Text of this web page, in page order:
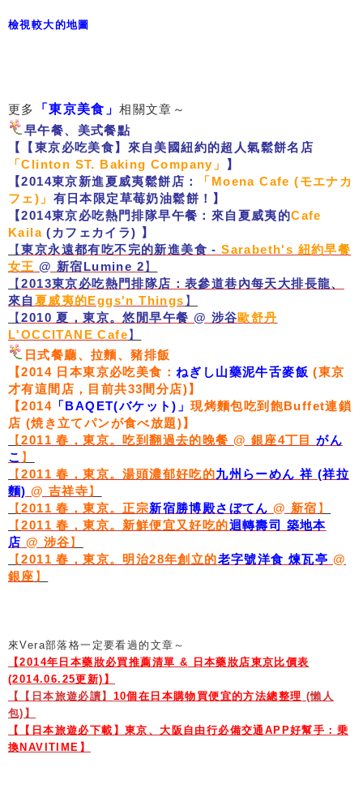
檢視較大的地圖
更多 「東京美食」相關文章～
早午餐、美式餐點
【【東京必吃美食】來自美國紐約的超人氣鬆餅名店
「Clinton ST. Baking Company」
】
【2014東京新進夏威夷鬆餅店：
「Moena Cafe (モエナカ
フェ)」 有日本限定草莓奶油鬆餅！】
【2014東京必吃熱門排隊早午餐：來自夏威夷的Cafe
Kaila (カフェカイラ) 】
【東京永遠都有吃不完的新進美食 -Sarabeth's 紐約早餐
女王 @ 新宿Lumine 2】
【2013東京必吃熱門排隊店：表參道巷內每天大排長龍、
來自 夏威夷的Eggs'n Things 】
【2010 夏，東京。悠閒早午餐 @ 涉谷歐舒丹
L'OCCITANE Cafe】
日式餐廳、拉麵、豬排飯
【2014 日本東京必吃美食： ねぎし山藥泥牛舌麥飯 (東京
才有這間店，目前共33間分店)】
【2014 「BAQET(バケット)」現烤麵包吃到飽Buffet連鎖
店 (焼き立てパンが食べ放題)】
【2011 春，東京。吃到翻過去的晚餐 @ 銀座4丁目がん
こ 】
【2011 春，東京。湯頭濃郁好吃的九州らーめん 祥 (祥拉
麵) @ 吉祥寺】
【2011 春，東京。正宗新宿勝博殿さぼてん @ 新宿 】
【2011 春，東京。新鮮便宜又好吃的迴轉壽司 築地本
店 @ 涉谷】
【2011 春，東京。明治28年創立的老字號洋食 煉瓦亭 @
銀座 】
來Vera部落格一定要看過的文章～
【2014年日本藥妝必買推薦清單 & 日本藥妝店東京比價表
(2014.06.25更新)】
【【日本旅遊必讀】 10個在日本購物買便宜的方法總整理 (懶人
包)】
【【日本旅遊必下載】東京、大阪自由行必備交通APP好幫手：乗
換NAVITIME】